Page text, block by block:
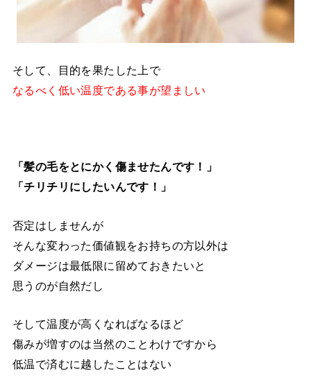
そして、目的を果たした上で
なるべく低い温度である事が望ましい
「髪の毛をとにかく傷ませたんです！」
「チリチリにしたいんです！」
否定はしませんが
そんな変わった価値観をお持ちの方以外は
ダメージは最低限に留めておきたいと
思うのが自然だし
そして温度が高くなればなるほど
傷みが増すのは当然のことわけですから
低温で済むに越したことはない